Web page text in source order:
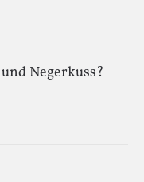
Negerkuss?